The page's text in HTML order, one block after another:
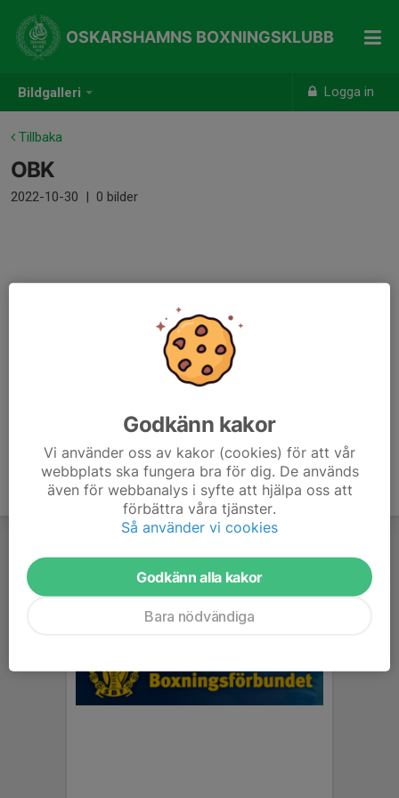
Bildgalleri Logga in
OSKARSHAMNS BOXNINGSKLUBB
Tillbaka
OBK
2022-10-30 | 0 bilder
Godkänn kakor
Vi använder oss av kakor (cookies) för att vår
webbplats ska fungera bra för dig. De används
även för webbanalys i syfte att hjälpa oss att
förbättra våra tjänster.
Så använder vi cookies
Godkänn alla kakor
Bara nödvändiga